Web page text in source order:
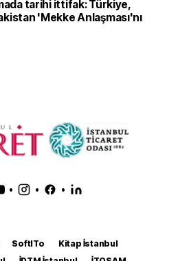
tarihi ittifak: Türkiye,
'Mekke Anlaşması'nı
• • •
SoftITo
Kitap İstanbul